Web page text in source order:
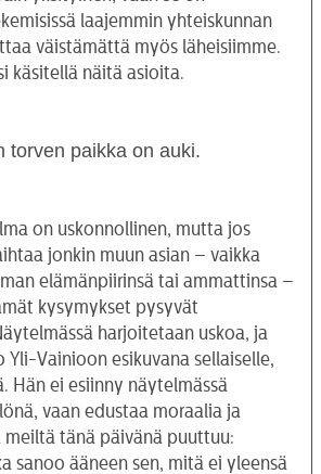
laajemmin yhteiskunnan
väistämättä myös läheisiimme.
käsitellä näitä asioita.
torven paikka on auki.
on uskonnollinen, mutta jos
jonkin muun asian – vaikka
elämänpiirinsä tai ammattinsa –
kysymykset pysyvät
harjoitetaan uskoa, ja
Vainioon esikuvana sellaiselle,
Hän ei esiinny näytelmässä
vaan edustaa moraalia ja
tänä päivänä puuttuu:
sanoo ääneen sen, mitä ei yleensä